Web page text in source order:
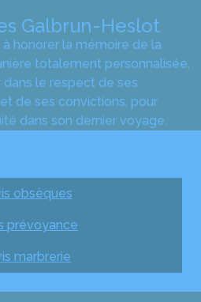
Galbrun-Heslot
honorer la mémoire de la
totalement personnalisée,
le respect de ses
de ses convictions, pour
dans son dernier voyage.
obsèques
prévoyance
marbrerie